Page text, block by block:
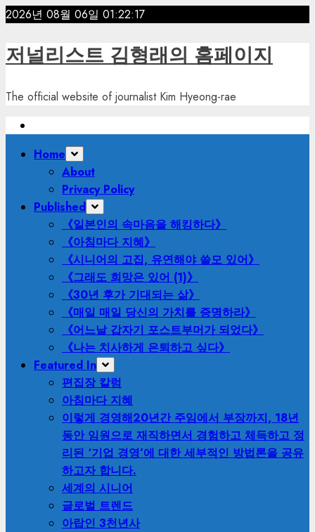
Skip
content
2026년 08월 06일 01:22:19
저널리스트 김형래의 홈페이지
The official website of journalist Kim Hyeong-rae
PrimaryHome
About
Privacy Policy
Published
《일본인의 속마음을 해킹하다》
《아침마다 지혜》
《시니어의 고집, 유연해야 쓸모 있어》
《그래도 희망은 있어 (1)》
《30년 후가 기대되는 삶》
《매일 매일 당신의 가치를 증명하라》
《어느날 갑자기 포스트부머가 되었다》
《나는 치사하게 은퇴하고 싶다》
Featured In
편집장 칼럼
아침마다 지혜
이렇게 경영해20년간 주임에서 부장까지, 18년
동안 임원으로 재직하면서 경험하고 체득하고 정
리된 ‘기업 경영’에 대한 세부적인 방법론을 공유
하고자 합니다.
세계의 시니어
글로벌 트렌드
아랍인 3천년사